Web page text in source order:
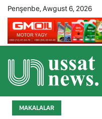
Penşenbe, Awgust 6, 2026
MAKALALAR